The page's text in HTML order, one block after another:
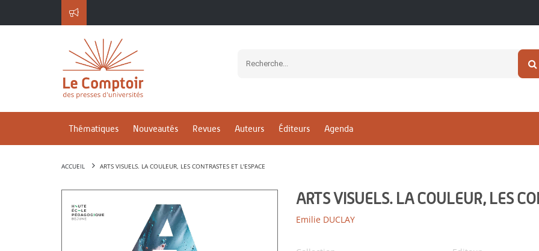
Thématiques Nouveautés Revues Auteurs Éditeurs Agenda
ACCUEIL ARTS VISUELS. LA COULEUR, LES CONTRASTES ET L'ESPACE
ARTS VISUELS. LA COULEUR, LES
Emilie DUCLAY